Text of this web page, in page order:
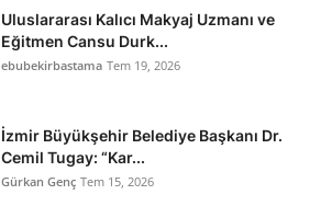
Uluslararası Kalıcı Makyaj Uzmanı ve
Eğitmen Cansu Durk...
ebubekirbastama Tem 19, 2026
İzmir Büyükşehir Belediye Başkanı Dr.
Cemil Tugay: “Kar...
Gürkan Genç Tem 15, 2026